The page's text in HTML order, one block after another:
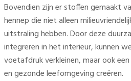
Bovendien zijn er stoffen gemaakt
hennep die niet alleen
uitstraling hebben. Door deze
integreren in het interieur, kunnen
voetafdruk verkleinen, maar ook
en gezonde leefomgeving creëren.